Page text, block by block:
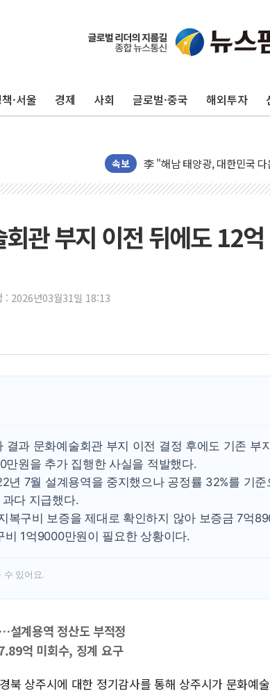
·서울 경제 사회 글로벌·중국 해외투자
속보
트럼프 "금리 내려야"…파월
특정 정치인 측근 포항시 정
李 대통령, '6시간 마라톤 부
트럼프, 中 겨냥 폴리실리콘
이란와이어 "이란 최고지도
남동발전, 해남군에 국내 최
사우디·튀르키예·파키스탄
신길동 신축도 3.3㎡당 7250
[베트남 증시] 유동성 부진
'찜통더위'에 전력수요 역대
후티 반군, 예멘 정부군과 사
42.5도 역대급 폭염…동물
관 부지 이전 뒤에도 12
: 2026년03월31일 18:13
결과 문화예술회관 부지 이전 결정 후에도 기존 부
만원을 추가 집행한 사실을 적발했다.
년 7월 설계용역을 중지했으나 공정률 32%를 기준
다 지급했다.
복구비 보증을 제대로 확인하지 않아 보증금 7억
1억9000만원이 필요한 상황이다.
수 있어요.
설계용역 정산도 부적정
억 미회수, 징계 요구
북 상주시에 대한 정기감사를 통해 상주시가 문화예